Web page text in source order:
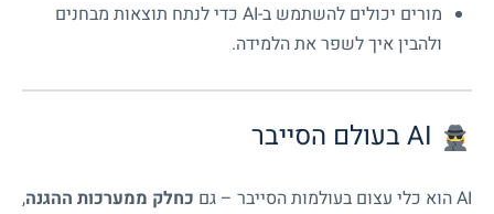
מורים יכולים להשתמש ב-AI כדי לנתח תוצאות מבחנים
ולהבין איך לשפר את הלמידה.
AI הוא כלי עצום בעולמות הסייבר – גם כחלק ממערכות ההגנה,